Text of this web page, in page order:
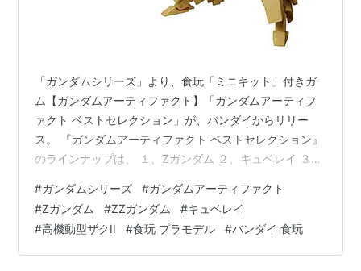
「ガンダムシリーズ」より、食玩「ミニキット」付きガ
ム【ガンダムアーティファクト】「ガンダムアーティフ
ァクト ベストセレクション」が、バンダイからリリー
ス。 『ガンダムアーティファクト ベストセレクション』
のラインナップは、 １、Zガンダム ２、キュベレイ ３、
ア機／マッシュ機） ５、ZZガンダム の全5種よりメーカ
ー規定の比率に従い封入。 完成時の基本サイズは、 全
高：約5.5cm x 全幅：約3cm。 【食玩】『ガンダムアー
ティファクト ベストセレクション』10個入りBOXは、バ
#ガンダムシリーズ #ガンダムアーティファクト
#Zガンダム #ZZガンダム #キュベレイ
#高機動型ザクII #食玩 プラモデル #バンダイ 食玩